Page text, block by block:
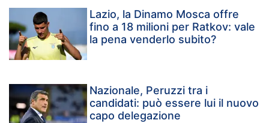
Lazio, la Dinamo Mosca offre
fino a 18 milioni per Ratkov: vale
la pena venderlo subito?
Nazionale, Peruzzi tra i
candidati: può essere lui il nuovo
capo delegazione